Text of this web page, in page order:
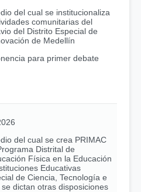
del cual se institucionaliza
comunitarias del
del Distrito Especial de
de Medellín
para primer debate
del cual se crea PRIMAC
Distrital de
Física en la Educación
Educativas
de Ciencia, Tecnología e
dictan otras disposiciones